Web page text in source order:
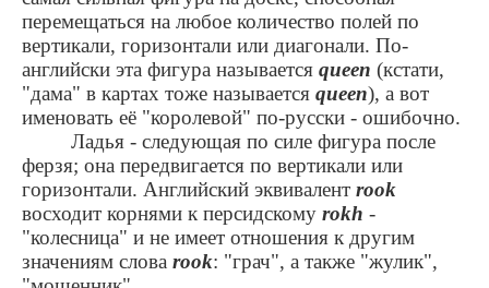
перемещаться на любое количество полей по
вертикали, горизонтали или диагонали. По-
английски эта фигура называется queen (кстати,
"дама" в картах тоже называется queen), а вот
именовать её "королевой" по-русски - ошибочно.
Ладья - следующая по силе фигура после
ферзя; она передвигается по вертикали или
горизонтали. Английский эквивалент rook
восходит корнями к персидскому rokh -
"колесница" и не имеет отношения к другим
значениям слова rook: "грач", а также "жулик",